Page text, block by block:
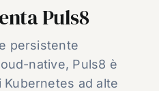
Puls8
persistente
native, Puls8 è
ad alte